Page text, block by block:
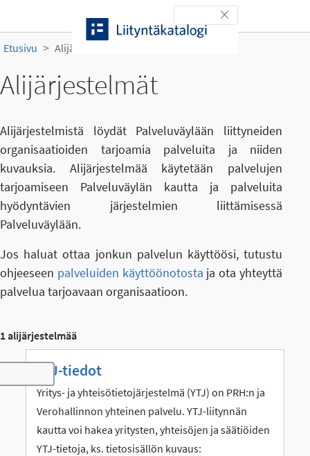
Toggle navigation
Etusivu Alijärjestelmät
Alijärjestelmät
Alijärjestelmistä löydät Palveluväylään liittyneiden
organisaatioiden tarjoamia palveluita ja niiden
kuvauksia. Alijärjestelmää käytetään palvelujen
tarjoamiseen Palveluväylän kautta ja palveluita
hyödyntävien järjestelmien liittämisessä
Palveluväylään.
Jos haluat ottaa jonkun palvelun käyttöösi, tutustu
ohjeeseen palveluiden käyttöönotosta ja ota yhteyttä
palvelua tarjoavaan organisaatioon.
1 alijärjestelmää
Toggle navigation
YTJ-tiedot
Yritys- ja yhteisötietojärjestelmä (YTJ) on PRH:n ja
Verohallinnon yhteinen palvelu. YTJ-liitynnän
kautta voi hakea yritysten, yhteisöjen ja säätiöiden
YTJ-tietoja, ks. tietosisällön kuvaus: